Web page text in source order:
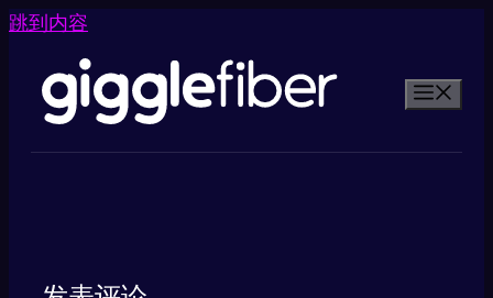
跳到内容